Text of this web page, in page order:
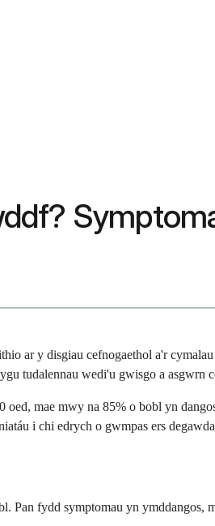
ar y disgiau cefnogaethol a'r
tudalennau wedi'u gwisgo a asgwrn
mae mwy na 85% o bobl yn
i chi edrych o gwmpas ers
fydd symptomau yn ymddangos,